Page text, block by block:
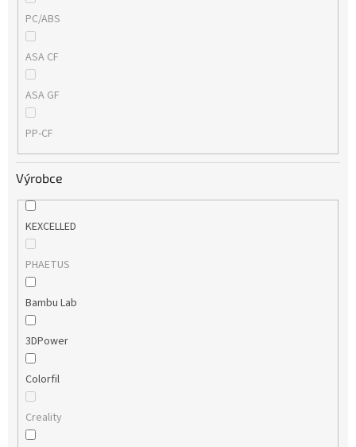
PC/ABS
ASA CF
ASA GF
PP-CF
Výrobce
KEXCELLED
PHAETUS
Bambu Lab
3DPower
Colorfil
Creality